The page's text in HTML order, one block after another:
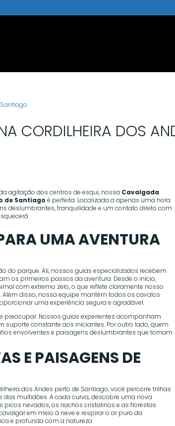
CORDILHEIRA DOS
agitação dos centros de esqui, nossa Cavalgada
de Santiago é perfeita. Localizada a apenas uma hora
deslumbrantes, tranquilidade e um contato direto com
UMA AVENTURA
do parque. Ali, nossos guias especializados recebem
os primeiros passos da aventura. Desde o início,
com extremo zelo, o que reflete claramente nosso
disso, nossa equipe mantém todos os cavalos
uma experiência segura e agradável.
preocupar. Nossos guias experientes acompanham
suporte constante aos iniciantes. Por outro lado, quem
envolventes e paisagens deslumbrantes que tornam
E PAISAGENS DE
dos Andes perto de Santiago, você percorre trilhas
multidões. A cada curva, descobre uma nova
picos nevados, os riachos cristalinos e as florestas
em meio à neve e respirar o ar puro da
e profunda com a natureza.